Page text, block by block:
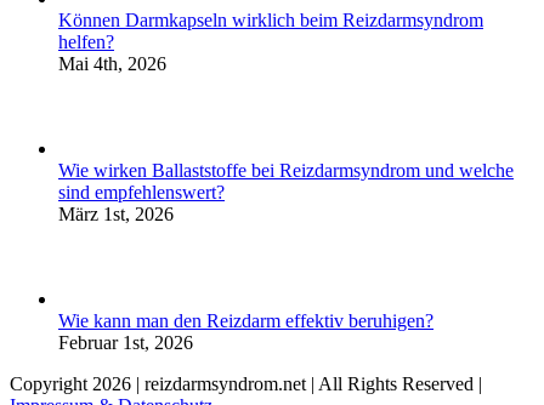
Können Darmkapseln wirklich beim Reizdarmsyndrom
helfen?
Mai 4th, 2026
Wie wirken Ballaststoffe bei Reizdarmsyndrom und welche
sind empfehlenswert?
März 1st, 2026
Wie kann man den Reizdarm effektiv beruhigen?
Februar 1st, 2026
Copyright 2026 | reizdarmsyndrom.net | All Rights Reserved |